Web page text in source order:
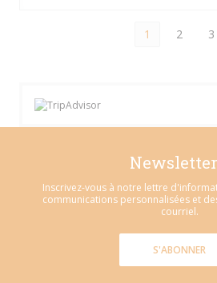
1 2 3
Newsletter
Inscrivez-vous à notre lettre
communications personnalisées et
courriel.
S'ABONNER